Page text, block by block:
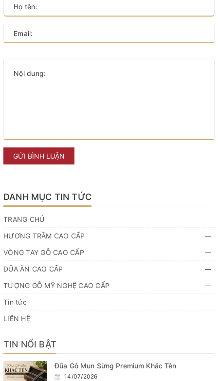
GỬI BÌNH LUẬN
DANH MỤC TIN TỨC
TRANG CHỦ
HƯƠNG TRẦM CAO CẤP
VÒNG TAY GỖ CAO CẤP
ĐŨA ĂN CAO CẤP
TƯỢNG GỖ MỸ NGHỆ CAO CẤP
Tin tức
LIÊN HỆ
TIN NỔI BẬT
Đũa Gỗ Mun Sừng Premium Khắc Tên
14/07/2026